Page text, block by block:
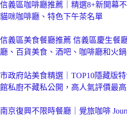
信義區咖啡廳推薦｜精選8+新開幕
貓咪咖啡廳、特色下午茶名單
信義區美食餐廳推薦 信義區慶生餐
廳、百貨美食、酒吧、咖啡廳和火
市政府站美食精選｜TOP10隱藏版
館私廚不藏私公開，高人氣評價最
南京復興不限時餐廳｜覺旅咖啡